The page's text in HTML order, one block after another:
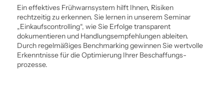
Ein effektives Frühwarn­system hilft Ihnen, Risiken
rechtzeitig zu erkennen. Sie lernen in unserem Seminar
„Einkaufs­controlling“, wie Sie Erfolge transparent
dokumentieren und Handlungsempfehlungen ableiten.
Durch regelmäßiges Benchmarking gewinnen Sie wertvolle
Erkenntnisse für die Optimierung Ihrer Beschaffungs­
prozesse.